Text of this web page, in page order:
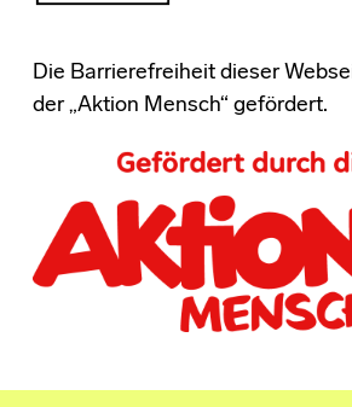
Die Barrierefreiheit dieser
der „Aktion Mensch“ gefördert.